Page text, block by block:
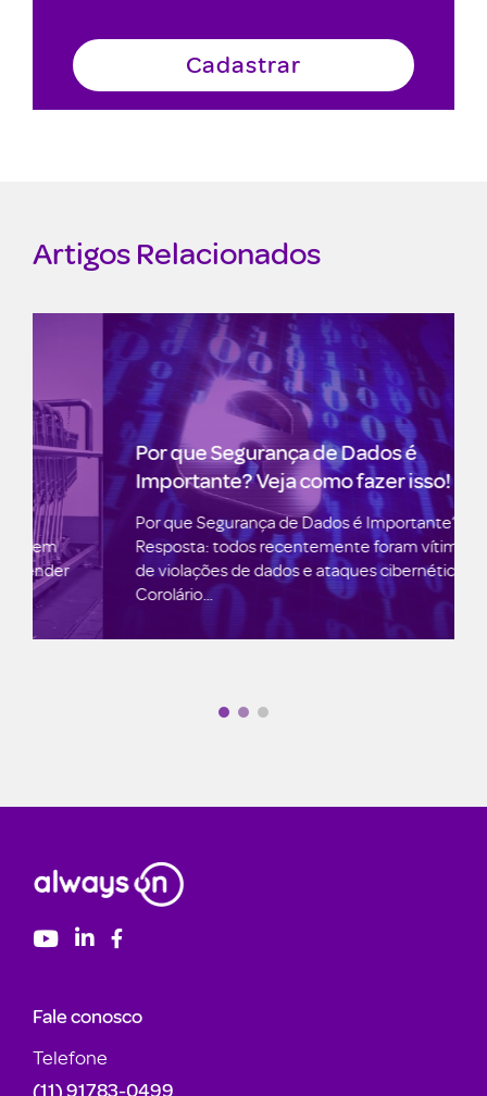
Artigos Relacionados
Por que Segurança de Dados é
Importante? Veja como fazer isso!
Por que Segurança de Dados é Importante?
Resposta: todos recentemente foram vítimas
de violações de dados e ataques cibernéticos.
Corolário...
Fale conosco
Telefone
(11) 91783-0499